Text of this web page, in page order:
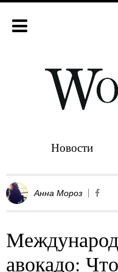
Новости
Анна Мороз
авокадо: